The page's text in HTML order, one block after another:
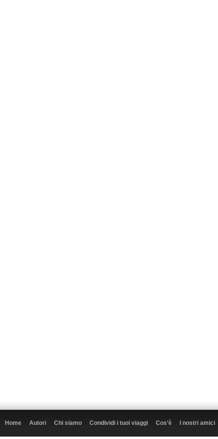
Home Autori Chi siamo Condividi i tuoi viaggi Cos’è I nostri amici